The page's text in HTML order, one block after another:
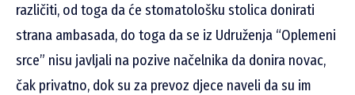
različiti, od toga da će stomatološku stolica donirati
strana ambasada, do toga da se iz Udruženja “Oplemeni
srce” nisu javljali na pozive načelnika da donira novac,
čak privatno, dok su za prevoz djece naveli da su im